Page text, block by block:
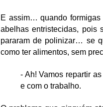
E assim… quando formigas
abelhas entristecidas, pois
pararam de polinizar… se
como ter alimentos, sem
- Ah! Vamos repartir
e com o trabalho.